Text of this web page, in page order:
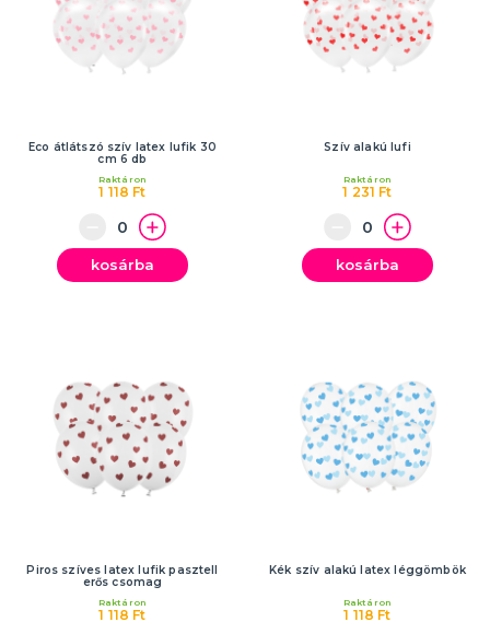
Eco átlátszó szív latex lufik 30
cm 6 db
1 118 Ft
Raktáron
kosárba
Szív alakú lufi
1 231 Ft
Raktáron
kosárba
Piros szíves latex lufik pasztell
erős csomag
1 118 Ft
Raktáron
Kék szív alakú latex léggömbök
1 118 Ft
Raktáron